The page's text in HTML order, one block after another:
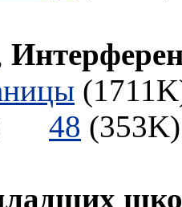
48